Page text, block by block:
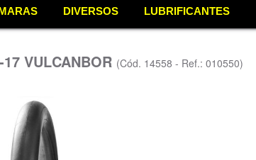
DIVERSOS LUBRIFICANTES
VULCANBOR (Cód. 14558 - Ref.: 010550)